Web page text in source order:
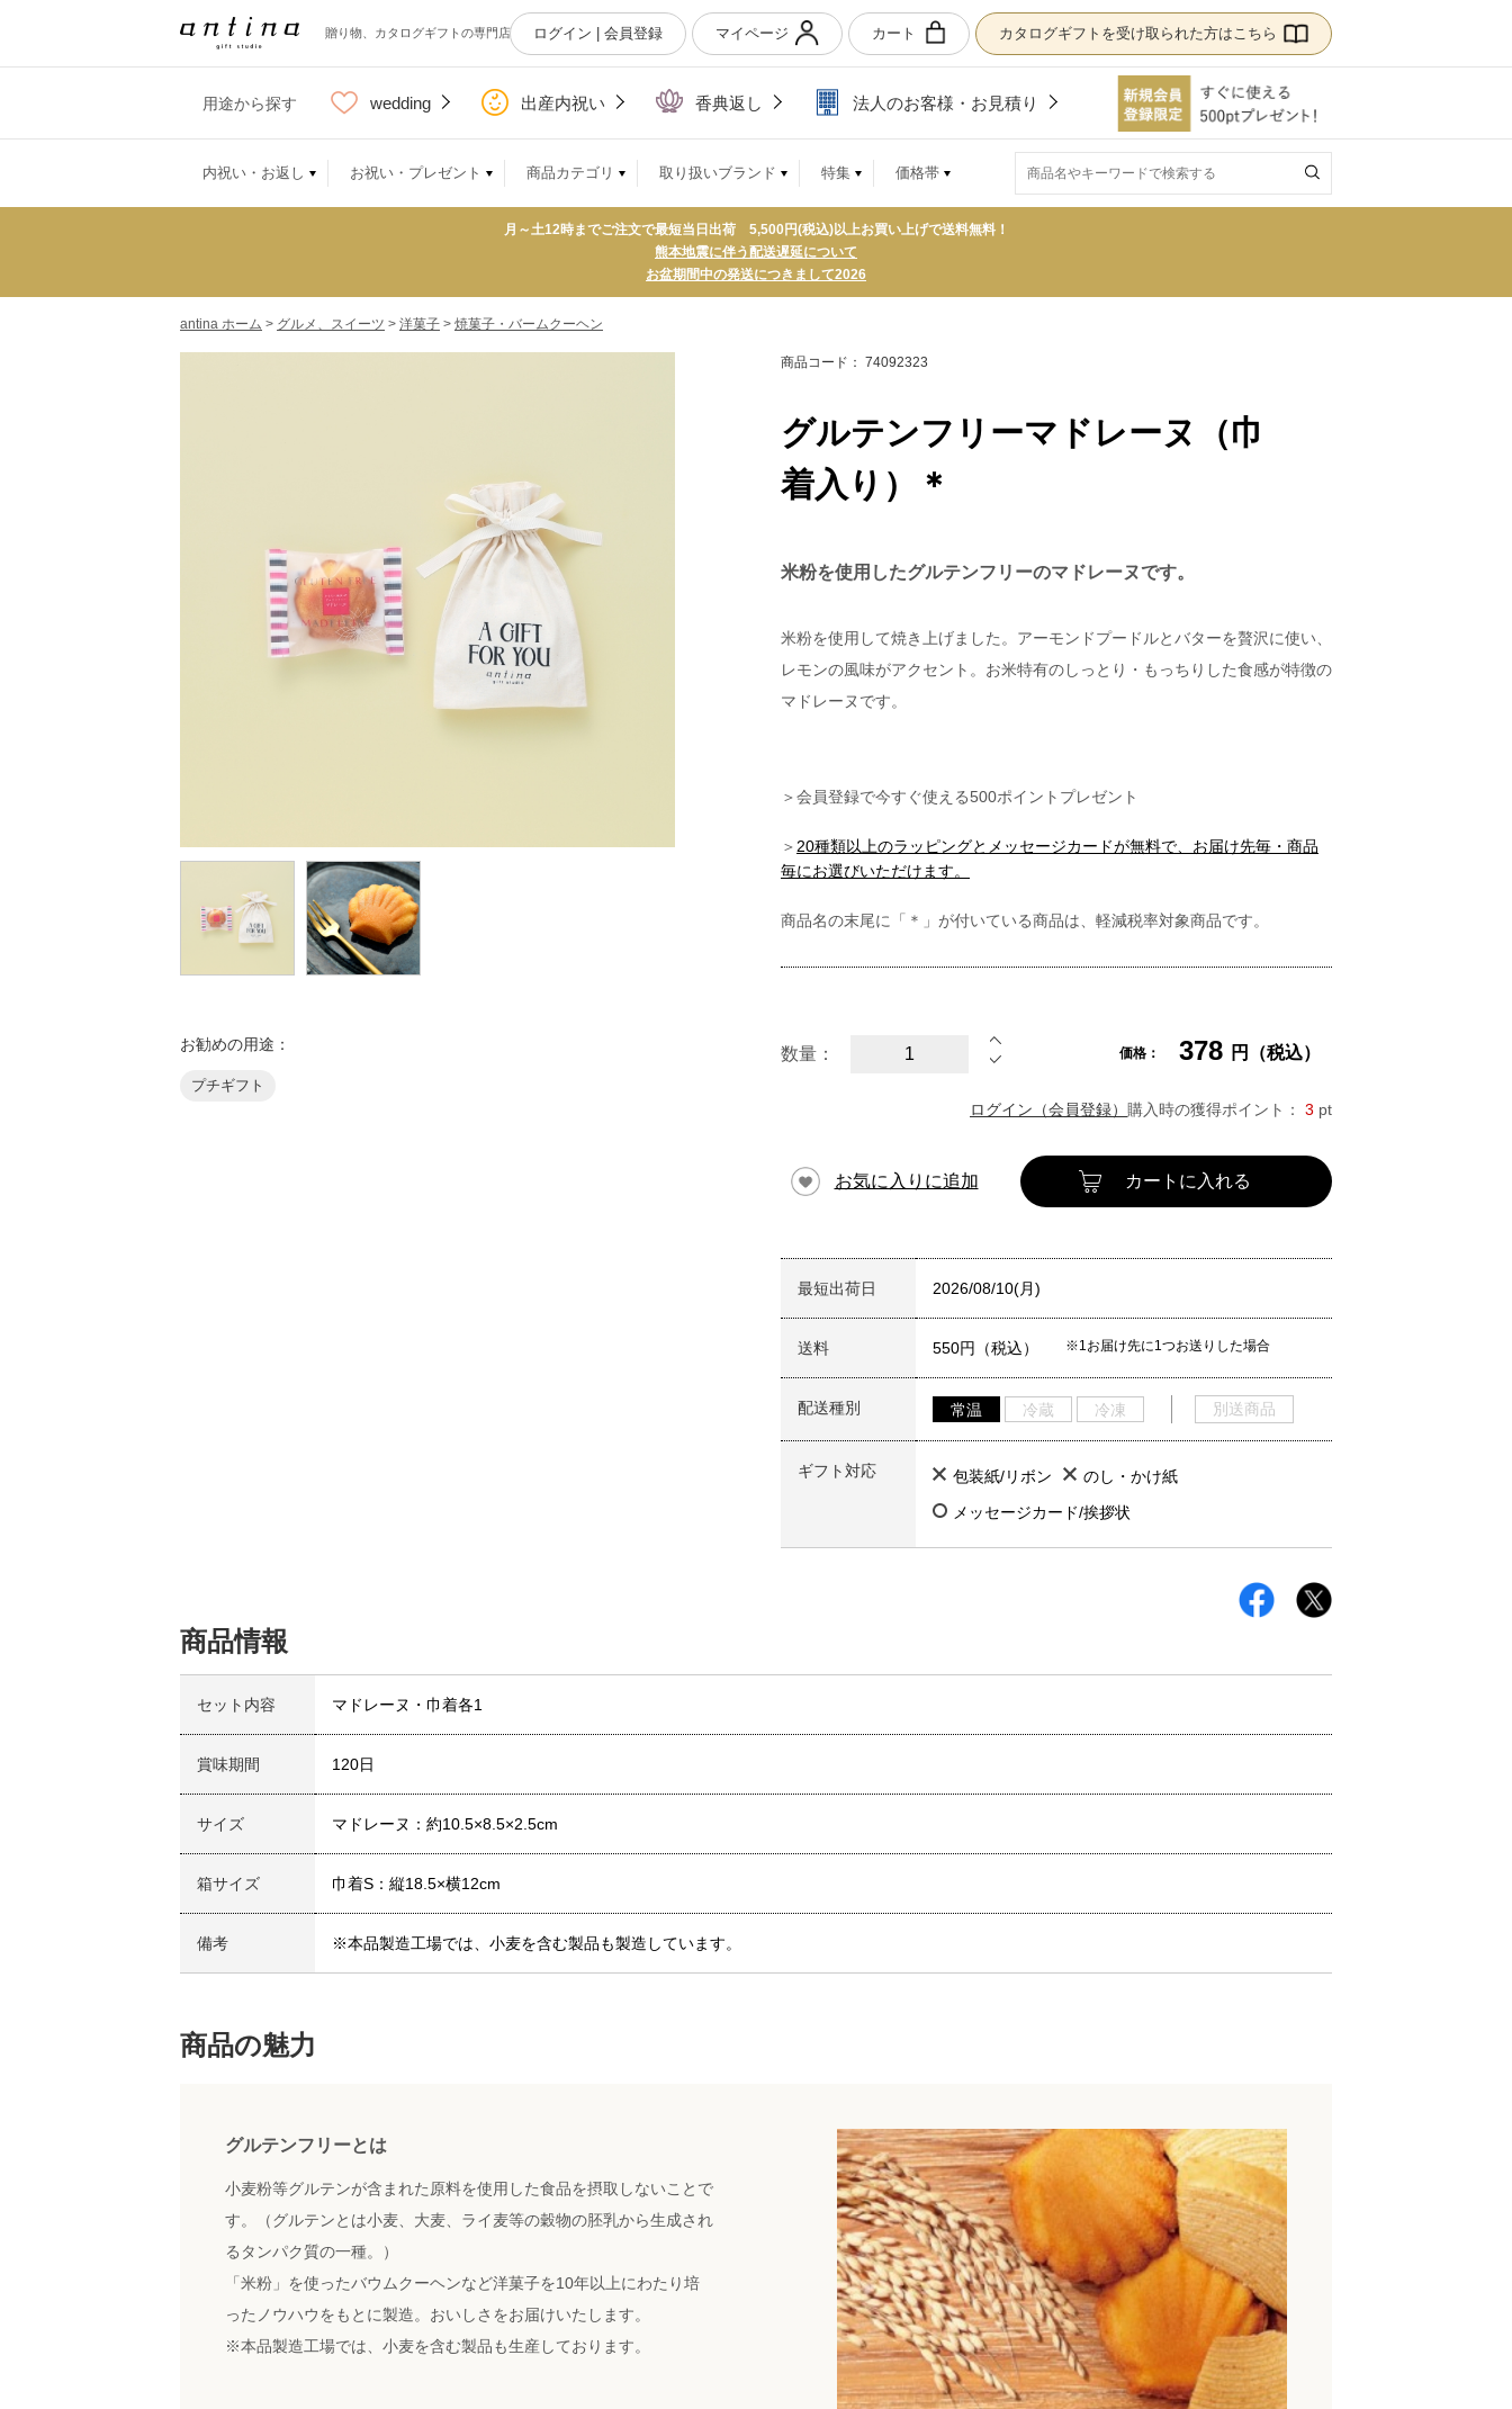
贈り物、カタログギフトの専門店 ログイン | 会員登録 マイページ カート カタログギフトを受け取られた方はこちら
用途から探す wedding 出産内祝い 香典返し 法人のお客様・お見積り
内祝い・お返し お祝い・プレゼント 商品カテゴリ 取り扱いブランド 特集 価格帯
月～土12時までご注文で最短当日出荷 5,500円(税込)以上お買い上げで送料無料！
熊本地震に伴う配送遅延について
お盆期間中の発送につきまして2026
antina ホーム > グルメ、スイーツ > 洋菓子 > 焼菓子・バームクーヘン
お勧めの用途：
プチギフト
商品コード： 74092323
グルテンフリーマドレーヌ（巾
着入り）＊
米粉を使用したグルテンフリーのマドレーヌです。
米粉を使用して焼き上げました。アーモンドプードルとバターを贅沢に使い、
レモンの風味がアクセント。お米特有のしっとり・もっちりした食感が特徴の
マドレーヌです。
＞会員登録で今すぐ使える500ポイントプレゼント
＞ 20種類以上のラッピングとメッセージカードが無料で、お届け先毎・商品
毎にお選びいただけます。
商品名の末尾に「＊」が付いている商品は、軽減税率対象商品です。
数量： 価格： 378 円（税込）
ログイン（会員登録） 購入時の獲得ポイント： 3 pt
お気に入りに追加 カートに入れる
最短出荷日 2026/08/10(月)
送料 550円（税込） ※1お届け先に1つお送りした場合
配送種別 常温 冷蔵 冷凍 別送商品
ギフト対応 包装紙/リボン
のし・かけ紙
メッセージカード/挨拶状
商品情報
セット内容 マドレーヌ・巾着各1
賞味期間 120日
サイズ マドレーヌ：約10.5×8.5×2.5cm
箱サイズ 巾着S：縦18.5×横12cm
備考 ※本品製造工場では、小麦を含む製品も製造しています。
商品の魅力
グルテンフリーとは
小麦粉等グルテンが含まれた原料を使用した食品を摂取しないことで
す。（グルテンとは小麦、大麦、ライ麦等の穀物の胚乳から生成され
るタンパク質の一種。）
「米粉」を使ったバウムクーヘンなど洋菓子を10年以上にわたり培
ったノウハウをもとに製造。おいしさをお届けいたします。
※本品製造工場では、小麦を含む製品も生産しております。